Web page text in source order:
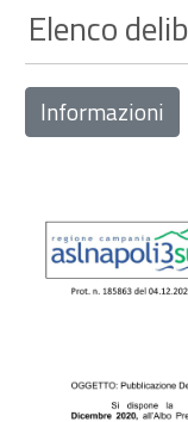
Elenco
Informazioni